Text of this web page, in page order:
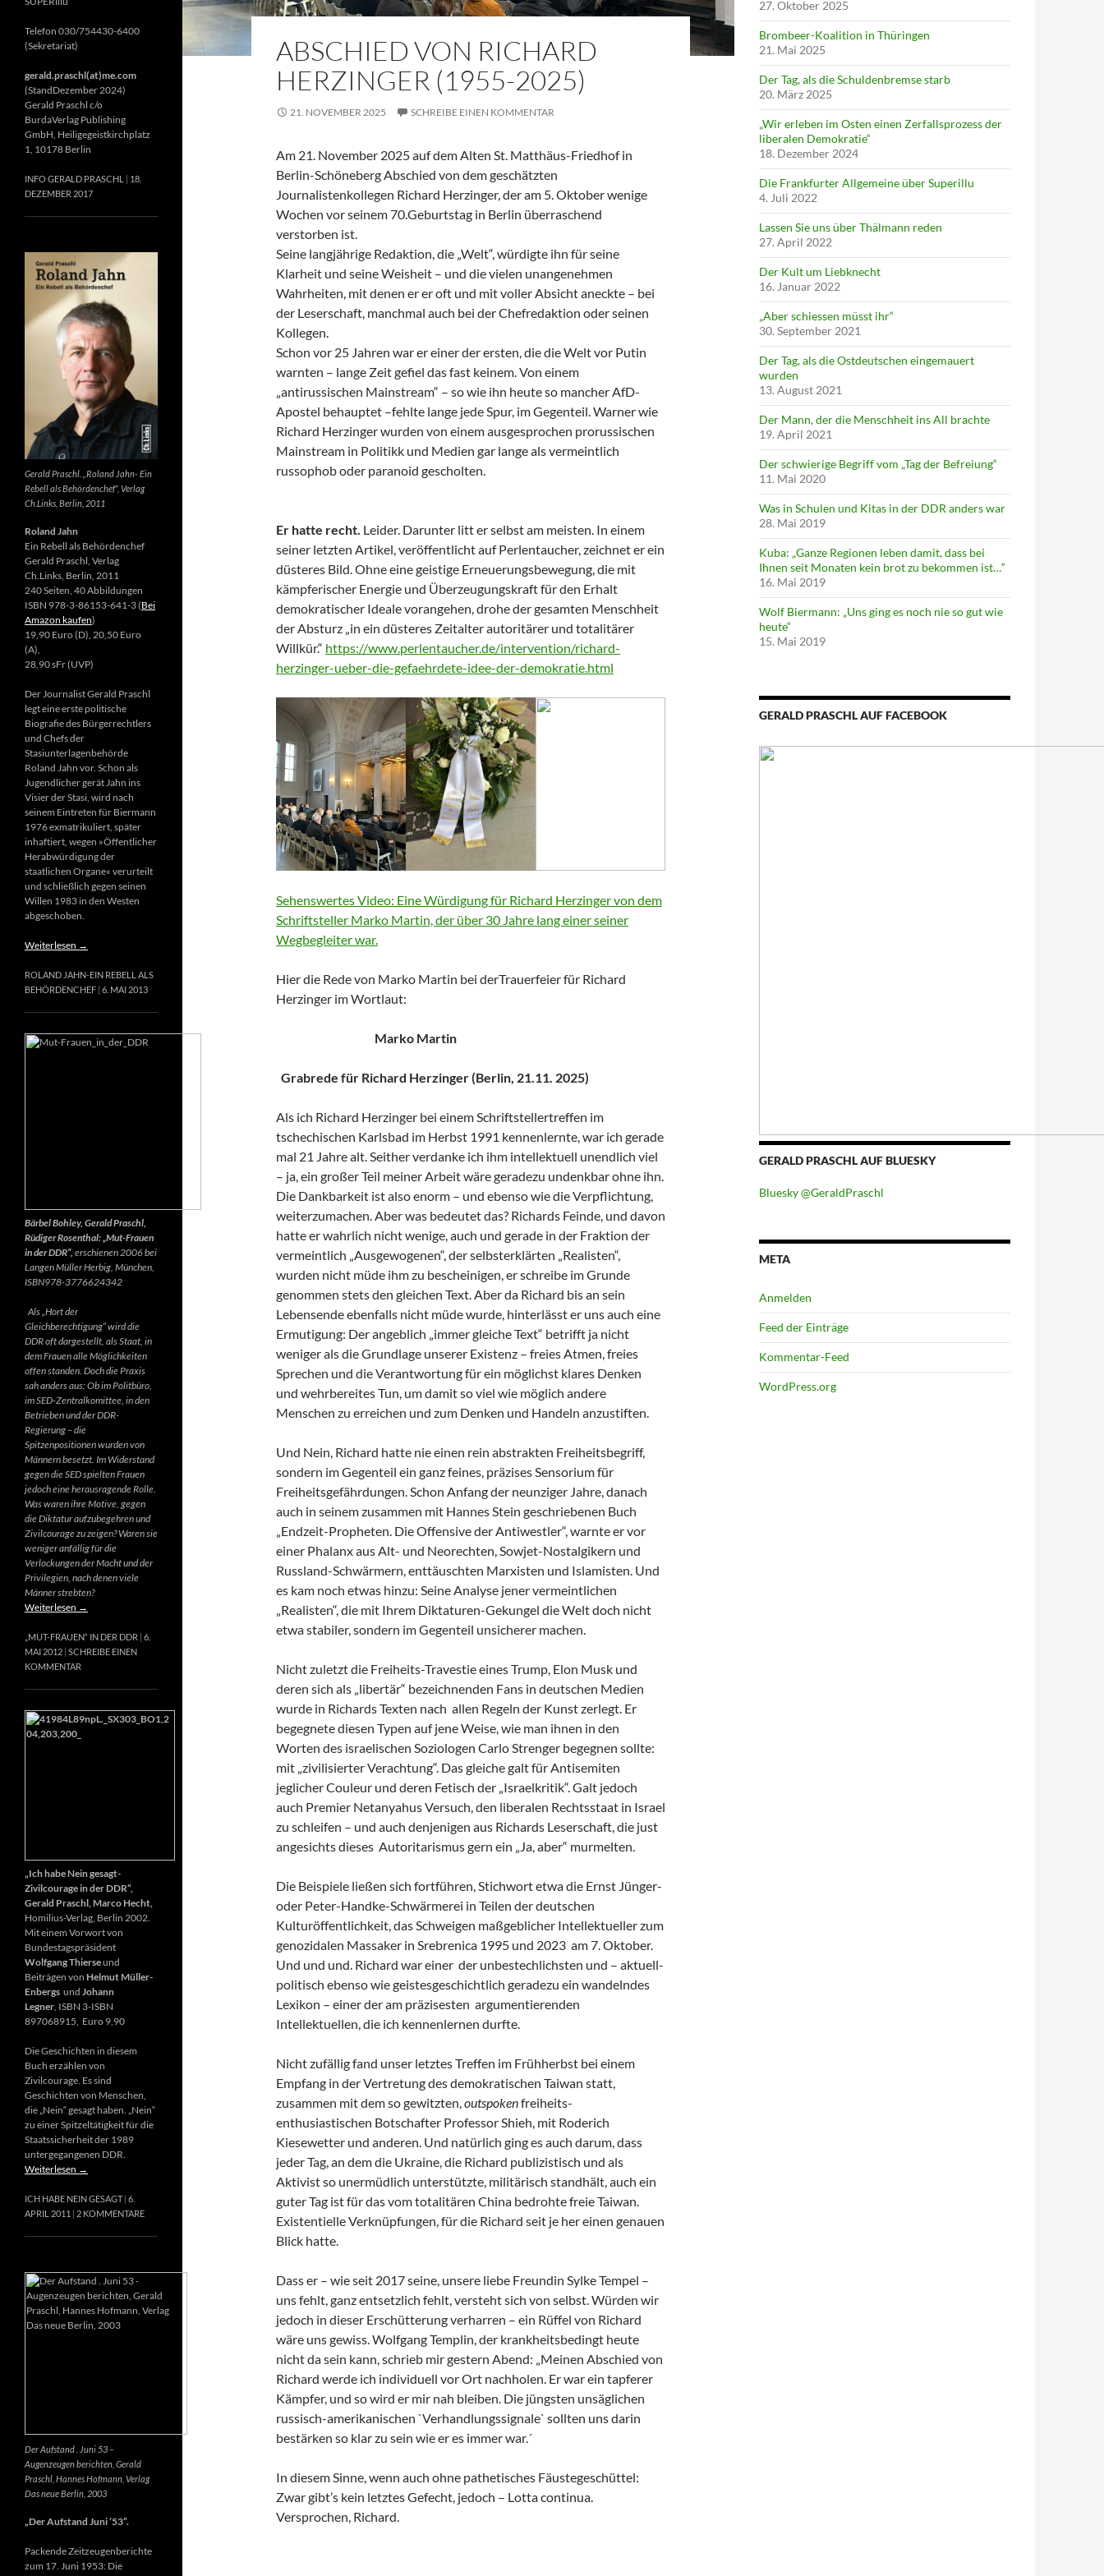
ABSCHIED VON RICHARD
HERZINGER (1955-2025)
21. NOVEMBER 2025 SCHREIBE EINEN KOMMENTAR
Am 21. November 2025 auf dem Alten St. Matthäus-Friedhof in
Berlin-Schöneberg Abschied von dem geschätzten
Journalistenkollegen Richard Herzinger, der am 5. Oktober wenige
Wochen vor seinem 70.Geburtstag in Berlin überraschend
verstorben ist.
Seine langjährige Redaktion, die „Welt“, würdigte ihn für seine
Klarheit und seine Weisheit – und die vielen unangenehmen
Wahrheiten, mit denen er er oft und mit voller Absicht aneckte – bei
der Leserschaft, manchmal auch bei der Chefredaktion oder seinen
Kollegen.
Schon vor 25 Jahren war er einer der ersten, die die Welt vor Putin
warnten – lange Zeit gefiel das fast keinem. Von einem
„antirussischen Mainstream“ – so wie ihn heute so mancher AfD-
Apostel behauptet –fehlte lange jede Spur, im Gegenteil. Warner wie
Richard Herzinger wurden von einem ausgesprochen prorussischen
Mainstream in Politikk und Medien gar lange als vermeintlich
russophob oder paranoid gescholten.
Er hatte recht. Leider. Darunter litt er selbst am meisten. In einem
seiner letzten Artikel, veröffentlicht auf Perlentaucher, zeichnet er ein
düsteres Bild. Ohne eine geistige Erneuerungsbewegung, die mit
kämpferischer Energie und Überzeugungskraft für den Erhalt
demokratischer Ideale vorangehen, drohe der gesamten Menschheit
der Absturz „in ein düsteres Zeitalter autoritärer und totalitärer
Willkür.“ https://www.perlentaucher.de/intervention/richard-
herzinger-ueber-die-gefaehrdete-idee-der-demokratie.html
Sehenswertes Video: Eine Würdigung für Richard Herzinger von dem
Schriftsteller Marko Martin, der über 30 Jahre lang einer seiner
Wegbegleiter war.
Hier die Rede von Marko Martin bei derTrauerfeier für Richard
Herzinger im Wortlaut:
Marko Martin
Grabrede für Richard Herzinger (Berlin, 21.11. 2025)
Als ich Richard Herzinger bei einem Schriftstellertreffen im
tschechischen Karlsbad im Herbst 1991 kennenlernte, war ich gerade
mal 21 Jahre alt. Seither verdanke ich ihm intellektuell unendlich viel
– ja, ein großer Teil meiner Arbeit wäre geradezu undenkbar ohne ihn.
Die Dankbarkeit ist also enorm – und ebenso wie die Verpflichtung,
weiterzumachen. Aber was bedeutet das? Richards Feinde, und davon
hatte er wahrlich nicht wenige, auch und gerade in der Fraktion der
vermeintlich „Ausgewogenen“, der selbsterklärten „Realisten“,
wurden nicht müde ihm zu bescheinigen, er schreibe im Grunde
genommen stets den gleichen Text. Aber da Richard bis an sein
Lebensende ebenfalls nicht müde wurde, hinterlässt er uns auch eine
Ermutigung: Der angeblich „immer gleiche Text“ betrifft ja nicht
weniger als die Grundlage unserer Existenz – freies Atmen, freies
Sprechen und die Verantwortung für ein möglichst klares Denken
und wehrbereites Tun, um damit so viel wie möglich andere
Menschen zu erreichen und zum Denken und Handeln anzustiften.
Und Nein, Richard hatte nie einen rein abstrakten Freiheitsbegriff,
sondern im Gegenteil ein ganz feines, präzises Sensorium für
Freiheitsgefährdungen. Schon Anfang der neunziger Jahre, danach
auch in seinem zusammen mit Hannes Stein geschriebenen Buch
„Endzeit-Propheten. Die Offensive der Antiwestler“, warnte er vor
einer Phalanx aus Alt- und Neorechten, Sowjet-Nostalgikern und
Russland-Schwärmern, enttäuschten Marxisten und Islamisten. Und
es kam noch etwas hinzu: Seine Analyse jener vermeintlichen
„Realisten“, die mit Ihrem Diktaturen-Gekungel die Welt doch nicht
etwa stabiler, sondern im Gegenteil unsicherer machen.
Nicht zuletzt die Freiheits-Travestie eines Trump, Elon Musk und
deren sich als „libertär“ bezeichnenden Fans in deutschen Medien
wurde in Richards Texten nach allen Regeln der Kunst zerlegt. Er
begegnete diesen Typen auf jene Weise, wie man ihnen in den
Worten des israelischen Soziologen Carlo Strenger begegnen sollte:
mit „zivilisierter Verachtung“. Das gleiche galt für Antisemiten
jeglicher Couleur und deren Fetisch der „Israelkritik“. Galt jedoch
auch Premier Netanyahus Versuch, den liberalen Rechtsstaat in Israel
zu schleifen – und auch denjenigen aus Richards Leserschaft, die just
angesichts dieses Autoritarismus gern ein „Ja, aber“ murmelten.
Die Beispiele ließen sich fortführen, Stichwort etwa die Ernst Jünger-
oder Peter-Handke-Schwärmerei in Teilen der deutschen
Kulturöffentlichkeit, das Schweigen maßgeblicher Intellektueller zum
genozidalen Massaker in Srebrenica 1995 und 2023 am 7. Oktober.
Und und und. Richard war einer der unbestechlichsten und – aktuell-
politisch ebenso wie geistesgeschichtlich geradezu ein wandelndes
Lexikon – einer der am präzisesten argumentierenden
Intellektuellen, die ich kennenlernen durfte.
Nicht zufällig fand unser letztes Treffen im Frühherbst bei einem
Empfang in der Vertretung des demokratischen Taiwan statt,
zusammen mit dem so gewitzten, outspokenfreiheits-
enthusiastischen Botschafter Professor Shieh, mit Roderich
Kiesewetter und anderen. Und natürlich ging es auch darum, dass
jeder Tag, an dem die Ukraine, die Richard publizistisch und als
Aktivist so unermüdlich unterstützte, militärisch standhält, auch ein
guter Tag ist für das vom totalitären China bedrohte freie Taiwan.
Existentielle Verknüpfungen, für die Richard seit je her einen genauen
Blick hatte.
Dass er – wie seit 2017 seine, unsere liebe Freundin Sylke Tempel –
uns fehlt, ganz entsetzlich fehlt, versteht sich von selbst. Würden wir
jedoch in dieser Erschütterung verharren – ein Rüffel von Richard
wäre uns gewiss. Wolfgang Templin, der krankheitsbedingt heute
nicht da sein kann, schrieb mir gestern Abend: „Meinen Abschied von
Richard werde ich individuell vor Ort nachholen. Er war ein tapferer
Kämpfer, und so wird er mir nah bleiben. Die jüngsten unsäglichen
russisch-amerikanischen `Verhandlungssignale` sollten uns darin
bestärken so klar zu sein wie er es immer war.´
In diesem Sinne, wenn auch ohne pathetisches Fäustegeschüttel:
Zwar gibt’s kein letztes Gefecht, jedoch – Lotta continua.
Versprochen, Richard.
27. Oktober 2025
Brombeer-Koalition in Thüringen
21. Mai 2025
Der Tag, als die Schuldenbremse starb
20. März 2025
„Wir erleben im Osten einen Zerfallsprozess der
liberalen Demokratie“
18. Dezember 2024
Die Frankfurter Allgemeine über Superillu
4. Juli 2022
Lassen Sie uns über Thälmann reden
27. April 2022
Der Kult um Liebknecht
16. Januar 2022
„Aber schiessen müsst ihr“
30. September 2021
Der Tag, als die Ostdeutschen eingemauert
wurden
13. August 2021
Der Mann, der die Menschheit ins All brachte
19. April 2021
Der schwierige Begriff vom „Tag der Befreiung“
11. Mai 2020
Was in Schulen und Kitas in der DDR anders war
28. Mai 2019
Kuba: „Ganze Regionen leben damit, dass bei
Ihnen seit Monaten kein brot zu bekommen ist…“
16. Mai 2019
Wolf Biermann: „Uns ging es noch nie so gut wie
heute“
15. Mai 2019
GERALD PRASCHL AUF FACEBOOK
GERALD PRASCHL AUF BLUESKY
Bluesky @GeraldPraschl
META
Anmelden
Feed der Einträge
Kommentar-Feed
WordPress.org
Telefon 030/754430-6400
(Sekretariat)
gerald.praschl(at)me.com
(StandDezember 2024)
Gerald Praschl c/o
BurdaVerlag Publishing
GmbH, Heiligegeistkirchplatz
1, 10178 Berlin
INFO GERALD PRASCHL
18.
DEZEMBER 2017
Gerald Praschl. „Roland Jahn- Ein
Rebell als Behördenchef“, Verlag
Ch.Links, Berlin, 2011
Roland Jahn
Ein Rebell als Behördenchef
Gerald Praschl, Verlag
Ch.Links, Berlin, 2011
240 Seiten, 40 Abbildungen
ISBN 978-3-86153-641-3 (Bei
Amazon kaufen)
19,90 Euro (D), 20,50 Euro
(A),
28,90 sFr (UVP)
Der Journalist Gerald Praschl
legt eine erste politische
Biografie des Bürgerrechtlers
und Chefs der
Stasiunterlagenbehörde
Roland Jahn vor. Schon als
Jugendlicher gerät Jahn ins
Visier der Stasi, wird nach
seinem Eintreten für Biermann
1976 exmatrikuliert, später
inhaftiert, wegen »Öffentlicher
Herabwürdigung der
staatlichen Organe« verurteilt
und schließlich gegen seinen
Willen 1983 in den Westen
abgeschoben.
Weiterlesen →
ROLAND JAHN-EIN REBELL ALS
BEHÖRDENCHEF 6. MAI 2013
Bärbel Bohley, Gerald Praschl,
Rüdiger Rosenthal: „Mut-Frauen
in der DDR“, erschienen 2006 bei
Langen Müller Herbig, München,
ISBN978-3776624342
Als „Hort der
Gleichberechtigung“ wird die
DDR oft dargestellt, als Staat, in
dem Frauen alle Möglichkeiten
offen standen. Doch die Praxis
sah anders aus: Ob im Politbüro,
im SED-Zentralkomittee, in den
Betrieben und der DDR-
Regierung – die
Spitzenpositionen wurden von
Männern besetzt. Im Widerstand
gegen die SED spielten Frauen
jedoch eine herausragende Rolle.
Was waren ihre Motive, gegen
die Diktatur aufzubegehren und
Zivilcourage zu zeigen? Waren sie
weniger anfällig für die
Verlockungen der Macht und der
Privilegien, nach denen viele
Männer strebten?
Weiterlesen →
„MUT-FRAUEN“ IN DER DDR 6.
MAI 2012 SCHREIBE EINEN
KOMMENTAR
„Ich habe Nein gesagt-
Zivilcourage in der DDR“,
Gerald Praschl, Marco Hecht,
Homilius-Verlag, Berlin 2002.
Mit einem Vorwort von
Bundestagspräsident
Wolfgang Thierseund
Beiträgen von Helmut Müller-
Enbergs und Johann
Legner , ISBN 3-ISBN
897068915, Euro 9,90
Die Geschichten in diesem
Buch erzählen von
Zivilcourage. Es sind
Geschichten von Menschen,
die „Nein“ gesagt haben. „Nein“
zu einer Spitzeltätigkeit für die
Staatssicherheit der 1989
untergegangenen DDR.
Weiterlesen →
ICH HABE NEIN GESAGT 6.
APRIL 2011
2 KOMMENTARE
Der Aufstand . Juni 53 –
Augenzeugen berichten, Gerald
Praschl, Hannes Hofmann, Verlag
Das neue Berlin, 2003
„Der Aufstand Juni ’53“.
Packende Zeitzeugenberichte
zum 17. Juni 1953: Die